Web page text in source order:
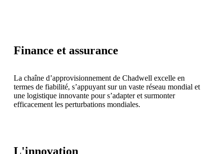
Finance et assurance
La chaîne d’approvisionnement de Chadwell excelle en
termes de fiabilité, s’appuyant sur un vaste réseau mondial et
une logistique innovante pour s’adapter et surmonter
efficacement les perturbations mondiales.
L'innovation